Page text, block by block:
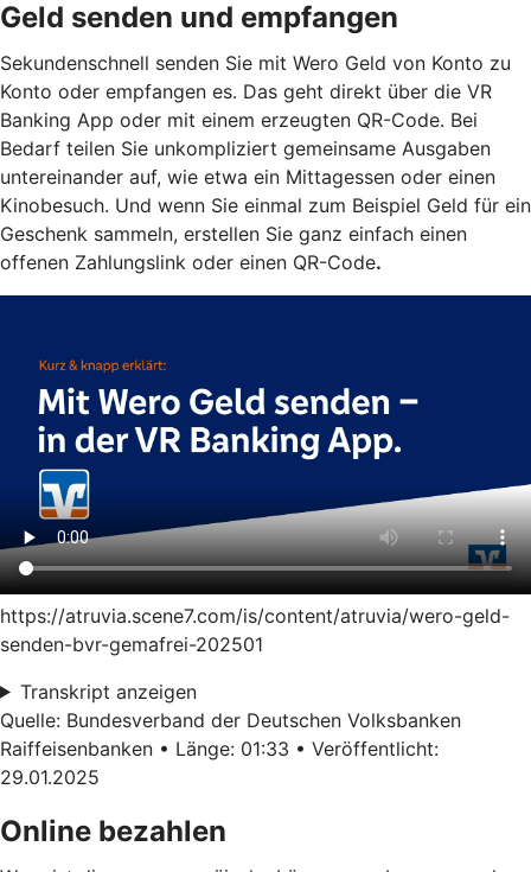
Geld senden und empfangen
Sekundenschnell senden Sie mit Wero Geld von Konto zu
Konto oder empfangen es. Das geht direkt über die VR
Banking App oder mit einem erzeugten QR-Code. Bei
Bedarf teilen Sie unkompliziert gemeinsame Ausgaben
untereinander auf, wie etwa ein Mittagessen oder einen
Kinobesuch. Und wenn Sie einmal zum Beispiel Geld für ein
Geschenk sammeln, erstellen Sie ganz einfach einen
offenen Zahlungslink oder einen QR-Code.
https://atruvia.scene7.com/is/content/atruvia/wero-geld-
senden-bvr-gemafrei-202501
Transkript anzeigen
Quelle: Bundesverband der Deutschen Volksbanken
Raiffeisenbanken • Länge: 01:33 • Veröffentlicht:
29.01.2025
Online bezahlen